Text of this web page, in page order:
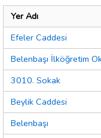
Yer Adı
Efeler Caddesi
Belenbaşı İlköğretim
3010. Sokak
Beylik Caddesi
Belenbaşı